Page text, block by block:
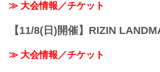
≫ 大会情報／チケット
【11/8(日)開催】RIZIN
≫ 大会情報／チケット